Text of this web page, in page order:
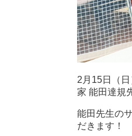
2月15日（
家 能田達規
能田先生の
だきます！